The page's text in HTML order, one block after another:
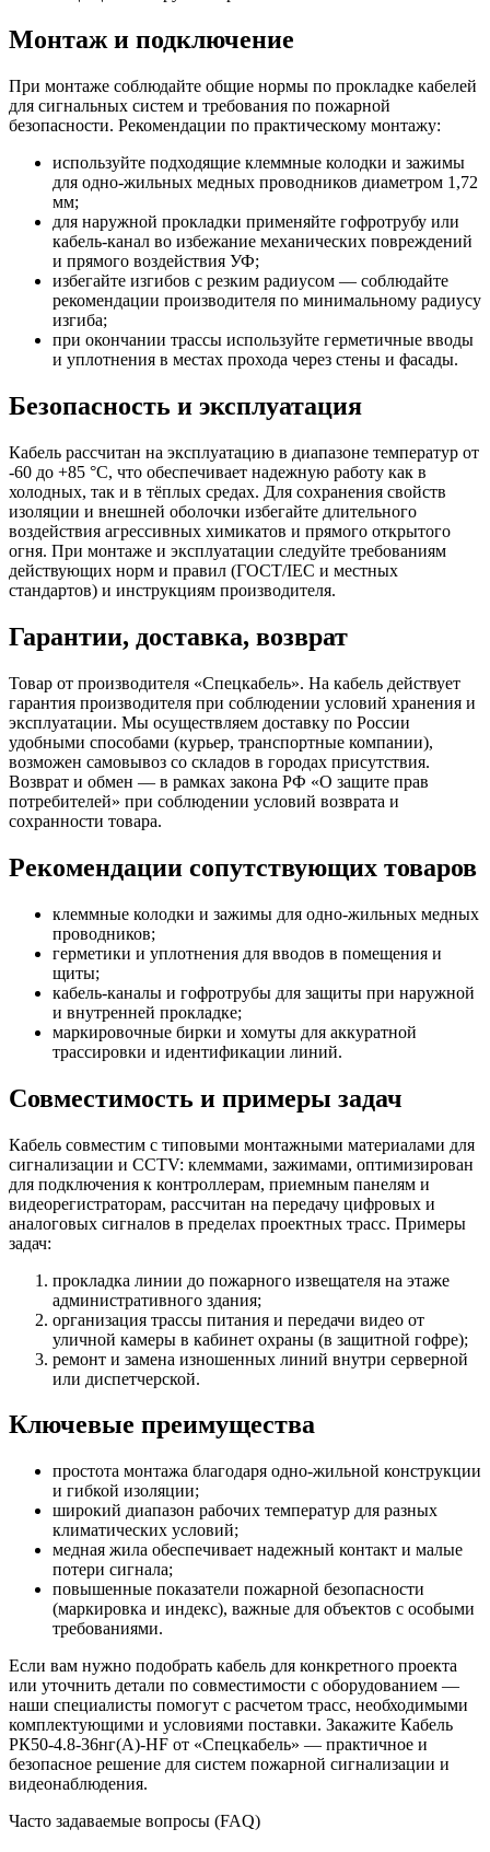
Монтаж и подключение
При монтаже соблюдайте общие нормы по прокладке кабелей
для сигнальных систем и требования по пожарной
безопасности. Рекомендации по практическому монтажу:
используйте подходящие клеммные колодки и зажимы
для одно-жильных медных проводников диаметром 1,72
мм;
для наружной прокладки применяйте гофротрубу или
кабель-канал во избежание механических повреждений
и прямого воздействия УФ;
избегайте изгибов с резким радиусом — соблюдайте
рекомендации производителя по минимальному радиусу
изгиба;
при окончании трассы используйте герметичные вводы
и уплотнения в местах прохода через стены и фасады.
Безопасность и эксплуатация
Кабель рассчитан на эксплуатацию в диапазоне температур от
-60 до +85 °C, что обеспечивает надежную работу как в
холодных, так и в тёплых средах. Для сохранения свойств
изоляции и внешней оболочки избегайте длительного
воздействия агрессивных химикатов и прямого открытого
огня. При монтаже и эксплуатации следуйте требованиям
действующих норм и правил (ГОСТ/IEC и местных
стандартов) и инструкциям производителя.
Гарантии, доставка, возврат
Товар от производителя «Спецкабель». На кабель действует
гарантия производителя при соблюдении условий хранения и
эксплуатации. Мы осуществляем доставку по России
удобными способами (курьер, транспортные компании),
возможен самовывоз со складов в городах присутствия.
Возврат и обмен — в рамках закона РФ «О защите прав
потребителей» при соблюдении условий возврата и
сохранности товара.
Рекомендации сопутствующих товаров
клеммные колодки и зажимы для одно-жильных медных
проводников;
герметики и уплотнения для вводов в помещения и
щиты;
кабель-каналы и гофротрубы для защиты при наружной
и внутренней прокладке;
маркировочные бирки и хомуты для аккуратной
трассировки и идентификации линий.
Совместимость и примеры задач
Кабель совместим с типовыми монтажными материалами для
сигнализации и CCTV: клеммами, зажимами, оптимизирован
для подключения к контроллерам, приемным панелям и
видеорегистраторам, рассчитан на передачу цифровых и
аналоговых сигналов в пределах проектных трасс. Примеры
задач:
прокладка линии до пожарного извещателя на этаже
административного здания;
организация трассы питания и передачи видео от
уличной камеры в кабинет охраны (в защитной гофре);
ремонт и замена изношенных линий внутри серверной
или диспетчерской.
Ключевые преимущества
простота монтажа благодаря одно-жильной конструкции
и гибкой изоляции;
широкий диапазон рабочих температур для разных
климатических условий;
медная жила обеспечивает надежный контакт и малые
потери сигнала;
повышенные показатели пожарной безопасности
(маркировка и индекс), важные для объектов с особыми
требованиями.
Если вам нужно подобрать кабель для конкретного проекта
или уточнить детали по совместимости с оборудованием —
наши специалисты помогут с расчетом трасс, необходимыми
комплектующими и условиями поставки. Закажите Кабель
РК50-4.8-36нг(A)-HF от «Спецкабель» — практичное и
безопасное решение для систем пожарной сигнализации и
видеонаблюдения.
Часто задаваемые вопросы (FAQ)